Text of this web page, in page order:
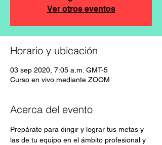
Ver otros eventos
Horario y ubicación
03 sep 2020, 7:05 a.m. GMT-5
Curso en vivo mediante ZOOM
Acerca del evento
Prepárate para dirigir y lograr tus metas y
las de tu equipo en el ámbito profesional y